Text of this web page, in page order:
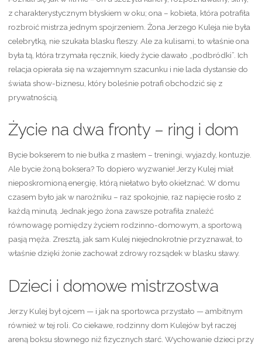
z charakterystycznym błyskiem w oku; ona – kobieta, która potrafiła
rozbroić mistrza jednym spojrzeniem. Żona Jerzego Kuleja nie była
celebrytką, nie szukała blasku fleszy. Ale za kulisami, to właśnie ona
była tą, która trzymała ręcznik, kiedy życie dawało „podbródki”. Ich
relacja opierała się na wzajemnym szacunku i nie lada dystansie do
świata show-biznesu, który boleśnie potrafi obchodzić się z
prywatnością.
Życie na dwa fronty – ring i dom
Bycie bokserem to nie bułka z masłem – treningi, wyjazdy, kontuzje.
Ale bycie żoną boksera? To dopiero wyzwanie! Jerzy Kulej miał
nieposkromioną energię, którą niełatwo było okiełznać. W domu
czasem było jak w narożniku – raz spokojnie, raz napięcie rosło z
każdą minutą. Jednak jego żona zawsze potrafiła znaleźć
równowagę pomiędzy życiem rodzinno-domowym, a sportową
pasją męża. Zresztą, jak sam Kulej niejednokrotnie przyznawał, to
właśnie dzięki żonie zachował zdrowy rozsądek w blasku sławy.
Dzieci i domowe mistrzostwa
Jerzy Kulej był ojcem — i jak na sportowca przystało — ambitnym
również w tej roli. Co ciekawe, rodzinny dom Kulejów był raczej
areną boksu słownego niż fizycznych starć. Wychowanie dzieci przy